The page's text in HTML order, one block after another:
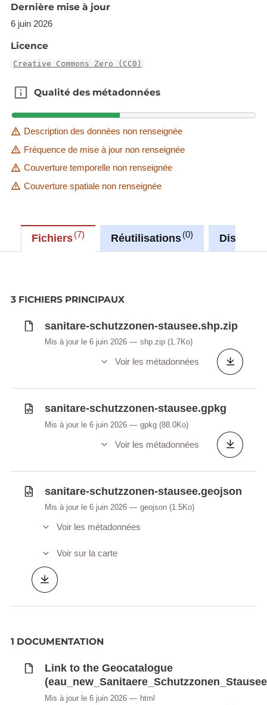
Dernière mise à jour
6 juin 2026
Licence
Creative Commons Zero (CC0)
Qualité des métadonnées
Qualité des métadonnées
Description des données non renseignée
Fréquence de mise à jour non renseignée
Couverture temporelle non renseignée
Couverture spatiale non renseignée
Fichiers 7 Réutilisations 0
3 FICHIERS PRINCIPAUX
sanitare-schutzzonen-stausee.shp.zip
Mis à jour le 6 juin 2026 shp.zip (1.7Ko)
Voir les métadonnées
sanitare-schutzzonen-stausee.gpkg
Mis à jour le 6 juin 2026 gpkg (88.0Ko)
Voir les métadonnées
sanitare-schutzzonen-stausee.geojson
Mis à jour le 6 juin 2026 geojson (1.5Ko)
Voir les métadonnées
Voir sur la carte
1 DOCUMENTATION
Link to the Geocatalogue
Mis à jour le 6 juin 2026 html